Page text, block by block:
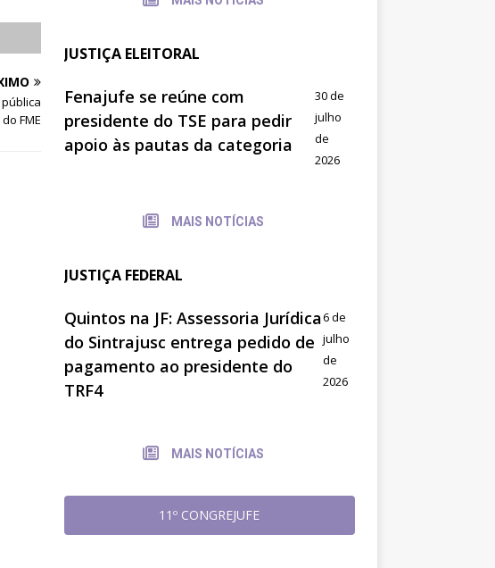
FME
JUSTIÇA ELEITORAL
Fenajufe se reúne com
presidente do TSE para pedir
apoio às pautas da categoria
30 de
julho
de
2026
MAIS NOTÍCIAS
JUSTIÇA FEDERAL
Quintos na JF: Assessoria Jurídica
do Sintrajusc entrega pedido de
pagamento ao presidente do
TRF4
6 de
julho
de
2026
MAIS NOTÍCIAS
11º CONGREJUFE